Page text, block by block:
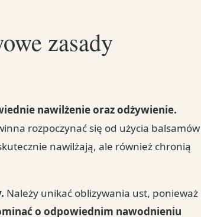
zasady
nawilżenie oraz odżywienie.
rozpoczynać się od użycia balsamów
nawilżają, ale również chronią
Należy unikać oblizywania ust, ponieważ
o odpowiednim nawodnieniu